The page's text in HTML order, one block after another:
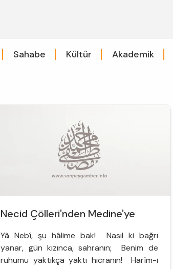
Sahabe Kültür Akademik
Necid Çölleri'nden Medine'ye
Yâ Nebî, şu hâlime bak! Nasıl ki bağrı
yanar, gün kızınca, sahranın; Benim de
ruhumu yaktıkça yaktı hicranın! Harîm-i